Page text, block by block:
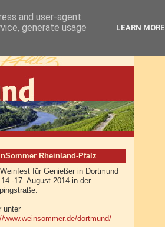
Rheinland-Pfalz
für Genießer in Dortmund
17. August 2014 in der
unter
www.weinsommer.de/dortmund/
and user-agent
generate usage
LEARN MORE